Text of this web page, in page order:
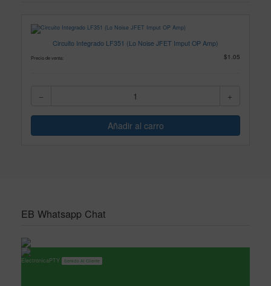
Circuito Integrado LF351 (Lo Noise JFET Imput OP Amp)
Precio de venta: $1.05
EB Whatsapp Chat
ElectronicaPTY Servicio Al Cliente